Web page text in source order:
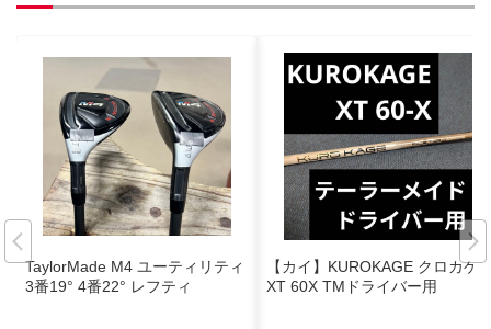
TaylorMade M4 ユーティリティ
3番19° 4番22° レフティ
【カイ】KUROKAGE クロカゲ
XT 60X TMドライバー用